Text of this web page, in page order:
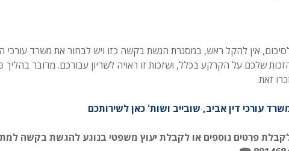
אין להקל ראש, במסגרת הגשת בקשה כזו ויש לבחור את משרד עורכי
שלכם על הקרקע בכלל, ושזכות זו ראויה לשריון עבורכם. מדובר
זאת.
עורכי דין אביב, שובייב ושות' כאן לשירותכם